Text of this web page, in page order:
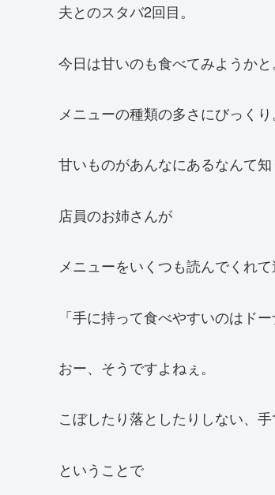
夫とのスタバ2回目。
今日は甘いのも食べてみようかと。
メニューの種類の多さにびっくり。
甘いものがあんなにあるなんて知
店員のお姉さんが
メニューをいくつも読んでくれ
「手に持って食べやすいのはド
おー、そうですよねぇ。
こぼしたり落としたりしない、
ということで